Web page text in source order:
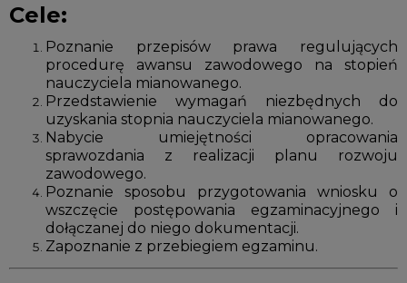
Cele:
Poznanie przepisów prawa regulujących
procedurę awansu zawodowego na stopień
nauczyciela mianowanego.
Przedstawienie wymagań niezbędnych do
uzyskania stopnia nauczyciela mianowanego.
Nabycie umiejętności opracowania
sprawozdania z realizacji planu rozwoju
zawodowego.
Poznanie sposobu przygotowania wniosku o
wszczęcie postępowania egzaminacyjnego i
dołączanej do niego dokumentacji.
Zapoznanie z przebiegiem egzaminu.